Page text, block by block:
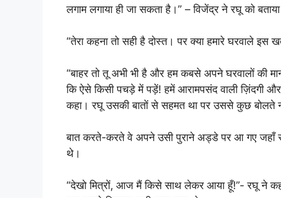
लगाम लगाया ही जा सकता है।” – विजेंद्र ने रघू को
“तेरा कहना तो सही है दोस्त। पर क्या हमारे घरवाले
“बाहर तो तू अभी भी है और हम कबसे अपने घरवालों की
कि ऐसे किसी पचड़े में पड़ें! हमें आरामपसंद वाली ज़िंदगी
कहा। रघू उसकी बातों से सहमत था पर उससे कुछ बोलते
बात करते-करते वे अपने उसी पुराने अड्डे पर आ गए जहाँ
थे।
“देखो मित्रों, आज मैं किसे साथ लेकर आया हूँ!”- रघू ने